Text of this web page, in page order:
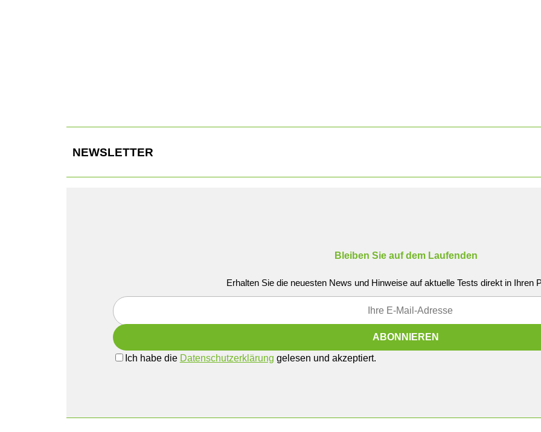
NEWSLETTER
Bleiben Sie auf dem Laufenden
Erhalten Sie die neuesten News und Hinweise auf aktuelle Tests direkt in Ihren
Ich habe die Datenschutzerklärung gelesen und akzeptiert.